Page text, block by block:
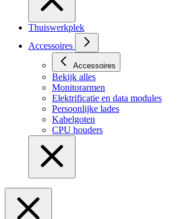
Thuiswerkplek
Accessoires
Accessoires
Bekijk alles
Monitorarmen
Elektrificatie en data modules
Persoonlijke lades
Kabelgoten
CPU houders